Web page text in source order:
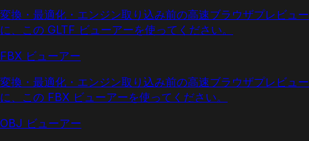
変換・最適化・エンジン取り込み前の高速ブラウザプレビュー
に、この GLTF ビューアーを使ってください。
FBX ビューアー
変換・最適化・エンジン取り込み前の高速ブラウザプレビュー
に、この FBX ビューアーを使ってください。
OBJ ビューアー